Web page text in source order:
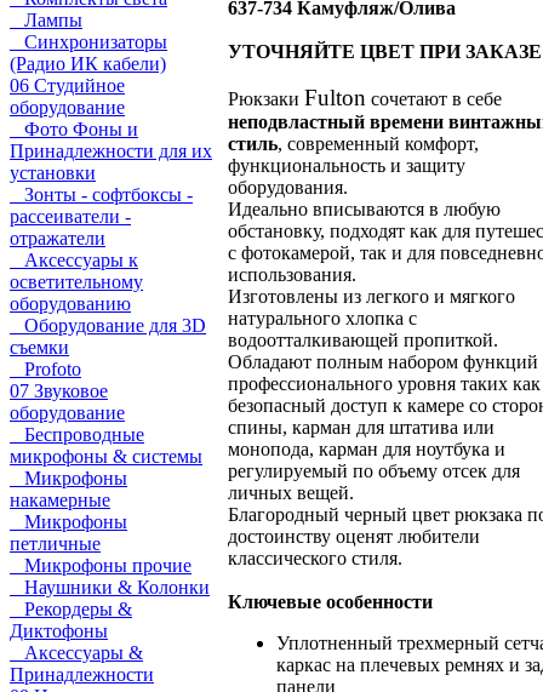
Лампы
Синхронизаторы
(Радио ИК кабели)
06 Студийное
оборудование
Фото Фоны и
Принадлежности для их
установки
Зонты - софтбоксы -
рассеиватели -
отражатели
Аксессуары к
осветительному
оборудованию
Оборудование для 3D
съемки
Profoto
07 Звуковое
оборудование
Беспроводные
микрофоны & системы
Микрофоны
накамерные
Микрофоны
петличные
Микрофоны прочие
Наушники & Колонки
Рекордеры &
Диктофоны
Аксессуары &
Принадлежности
637-734 Камуфляж/Олива
УТОЧНЯЙТЕ ЦВЕТ ПРИ ЗАКАЗЕ
Рюкзаки Fulton сочетают в себе
неподвластный времени
стиль, современный комфорт,
функциональность и защиту
оборудования.
Идеально вписываются в любую
обстановку, подходят как для
с фотокамерой, так и для
использования.
Изготовлены из легкого и мягкого
натурального хлопка с
водоотталкивающей пропиткой.
Обладают полным набором функций
профессионального уровня таких как
безопасный доступ к камере со
спины, карман для штатива или
монопода, карман для ноутбука и
регулируемый по объему отсек для
личных вещей.
Благородный черный цвет рюкзака
достоинству оценят любители
классического стиля.
Ключевые особенности
Уплотненный трехмерный
каркас на плечевых ремнях и
панели